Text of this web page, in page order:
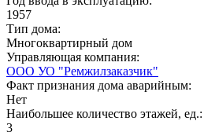
1957
Тип дома:
Многоквартирный дом
Управляющая компания:
ООО УО "Ремжилзаказчик"
Факт признания дома аварийным:
Нет
Наибольшее количество этажей, ед.:
3